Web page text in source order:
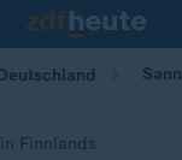
Finnlands